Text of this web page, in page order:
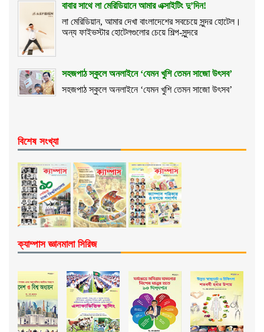
বাবার সাথে লা মেরিডিয়ানে আমার এক্সাইটিং দু’দিন!
লা মেরিডিয়ান, আমার দেখা বাংলাদেশের সবচেয়ে সুন্দর হোটেল।
অন্য ফাইভস্টার হোটেলগুলোর চেয়ে শিল্প-সুন্দরে
সহজপাঠ স্কুলে অনলাইনে ‘যেমন খুশি তেমন সাজো উৎসব’
সহজপাঠ স্কুলে অনলাইনে ‘যেমন খুশি তেমন সাজো উৎসব’
বিশেষ সংখ্যা
ক্যাম্পাস জ্ঞানমালা সিরিজ